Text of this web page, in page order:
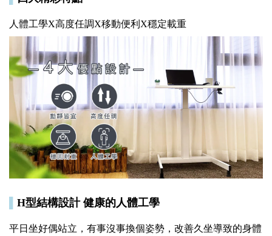
人體工學X高度任調X移動便利X穩定載重
H型結構設計 健康的人體工學
平日坐好偶站立，有事沒事換個姿勢，改善久坐導致的身體